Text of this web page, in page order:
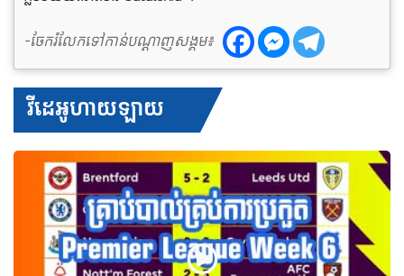
-ចែករំលែកទៅកាន់បណ្តាញសង្គម៖
វីដេអូហាយឡាយ